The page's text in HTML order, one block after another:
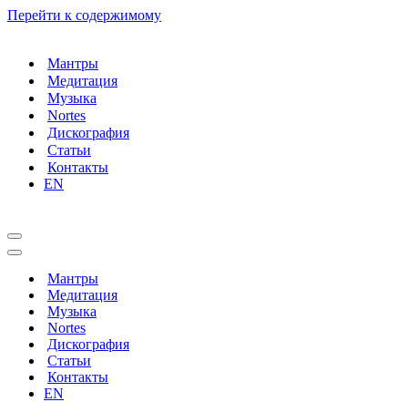
Перейти к содержимому
Мантры
Медитация
Музыка
Nortes
Дискография
Статьи
Контакты
EN
Меню
навигации
Меню
навигацииМантры
Медитация
Музыка
Nortes
Дискография
Статьи
Контакты
EN